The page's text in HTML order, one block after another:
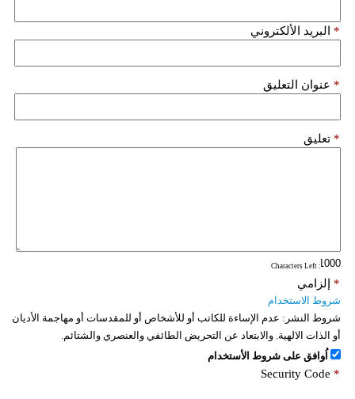
البريد الألكتروني *
عنوان التعليق *
تعليق *
: Characters Left
إلزامي *
شروط الاستخدام
شروط النشر: عدم الإساءة للكاتب أو للأشخاص أو للمقدسات أو مهاجمة الأديان
أو الذات الالهية. والابتعاد عن التحريض الطائفي والعنصري والشتائم.
اُوافق على شروط الأستخدام
Security Code *